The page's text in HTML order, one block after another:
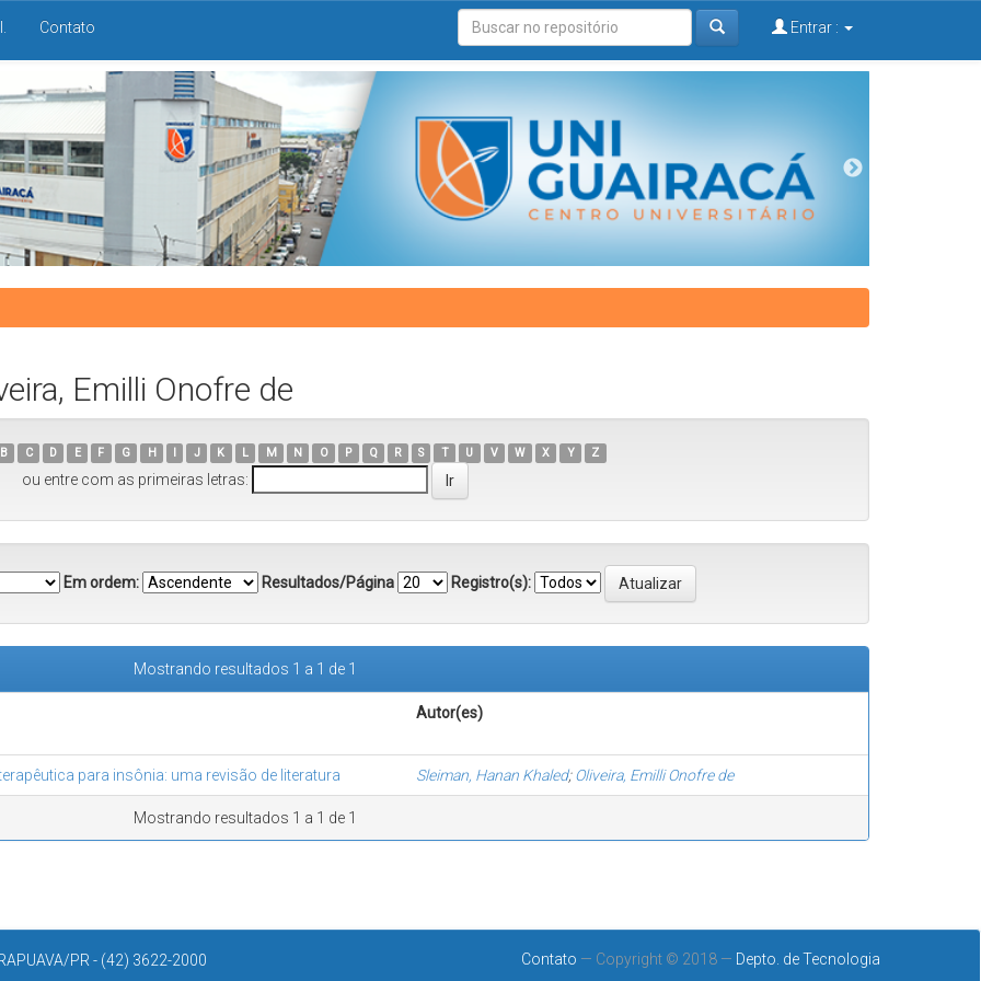
Contato Entrar :
Emilli Onofre de
B C D E F G H J K L M N O P Q R S T U V W X Y Z
ou entre com as primeiras letras:
Em ordem: Resultados/Página Registro(s):
Mostrando resultados 1 a 1 de 1
Autor(es)
para insônia: uma revisão de literatura Sleiman, Hanan Khaled;Oliveira, Emilli Onofre de
Mostrando resultados 1 a 1 de 1
PR - (42) 3622-2000 Contato — Copyright © 2018 — Depto. de Tecnologia